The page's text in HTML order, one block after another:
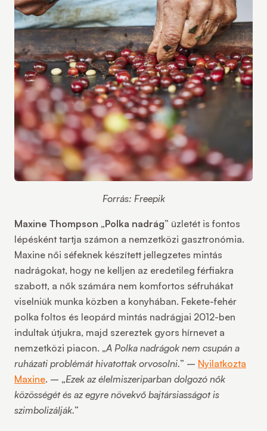
Forrás: Freepik
Maxine Thompson „Polka nadrág” üzletét is fontos
lépésként tartja számon a nemzetközi gasztronómia.
Maxine női séfeknek készített jellegzetes mintás
nadrágokat, hogy ne kelljen az eredetileg férfiakra
szabott, a nők számára nem komfortos séfruhákat
viselniük munka közben a konyhában. Fekete-fehér
polka foltos és leopárd mintás nadrágjai 2012-ben
indultak útjukra, majd szereztek gyors hírnevet a
nemzetközi piacon. „A Polka nadrágok nem csupán a
ruházati problémát hivatottak orvosolni.” – Nyilatkozta
Maxine. – „Ezek az élelmiszeriparban dolgozó nők
közösségét és az egyre növekvő bajtársiasságot is
szimbolizálják.”